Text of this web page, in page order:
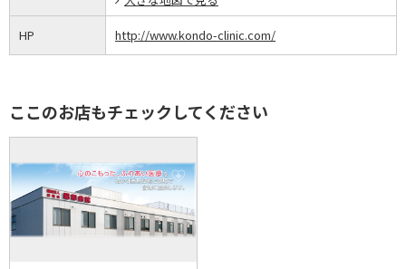
HP http://www.kondo-clinic.com/
ここのお店もチェックしてください